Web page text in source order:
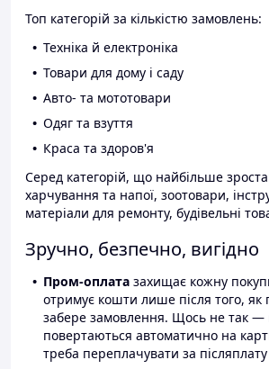
Топ категорій за кількістю замовлень:
Техніка й електроніка
Товари для дому і саду
Авто- та мототовари
Одяг та взуття
Краса та здоров'я
Серед категорій, що найбільше
харчування та напої, зоотовари,
матеріали для ремонту, будівельні
Зручно, безпечно, вигідно
Пром-оплата захищає кожну
отримує кошти лише після того, як
забере замовлення. Щось не так —
повертаються автоматично на
треба переплачувати за